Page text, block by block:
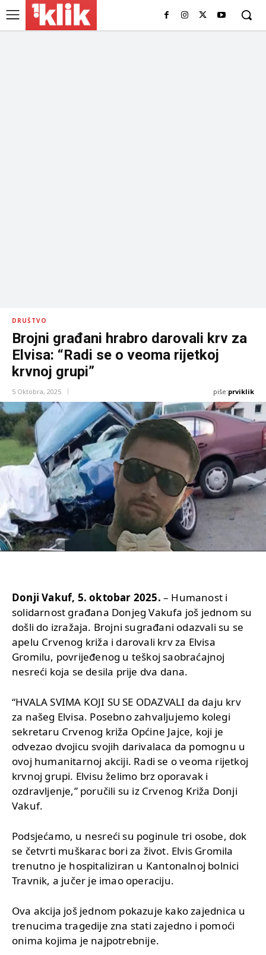
DRUŠTVO
Brojni građani hrabro darovali krv za
Elvisa: “Radi se o veoma rijetkoj
krvnoj grupi”
5 Oktobra, 2025 piše:prviklik
Donji Vakuf, 5. oktobar 2025. – Humanost i
solidarnost građana Donjeg Vakufa još jednom su
došli do izražaja. Brojni sugrađani odazvali su se
apelu Crvenog križa i darovali krv za Elvisa
Gromilu, povrijeđenog u teškoj saobraćajnoj
nesreći koja se desila prije dva dana.
“HVALA SVIMA KOJI SU SE ODAZVALI da daju krv
za našeg Elvisa. Posebno zahvaljujemo kolegi
sekretaru Crvenog križa Općine Jajce, koji je
odvezao dvojicu svojih darivalaca da pomognu u
ovoj humanitarnoj akciji. Radi se o veoma rijetkoj
krvnoj grupi. Elvisu želimo brz oporavak i
ozdravljenje,” poručili su iz Crvenog Križa Donji
Vakuf.
Podsjećamo, u nesreći su poginule tri osobe, dok
se četvrti muškarac bori za život. Elvis Gromila
trenutno je hospitaliziran u Kantonalnoj bolnici
Travnik, a jučer je imao operaciju.
Ova akcija još jednom pokazuje kako zajednica u
trenucima tragedije zna stati zajedno i pomoći
onima kojima je najpotrebnije.